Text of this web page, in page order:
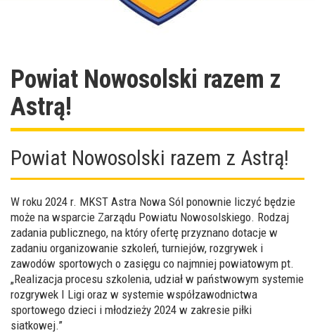
Powiat Nowosolski razem z
Astrą!
Powiat Nowosolski razem z Astrą!
W roku 2024 r. MKST Astra Nowa Sól ponownie liczyć będzie
może na wsparcie Zarządu Powiatu Nowosolskiego. Rodzaj
zadania publicznego, na który ofertę przyznano dotacje w
zadaniu organizowanie szkoleń, turniejów, rozgrywek i
zawodów sportowych o zasięgu co najmniej powiatowym pt.
„Realizacja procesu szkolenia, udział w państwowym systemie
rozgrywek I Ligi oraz w systemie współzawodnictwa
sportowego dzieci i młodzieży 2024 w zakresie piłki
siatkowej.”